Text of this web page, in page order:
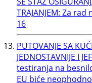
TRAJANJEM: Za
16
PUTOVANJE SA
JEDNOSTAVNIJE I
testiranja na
EU biće